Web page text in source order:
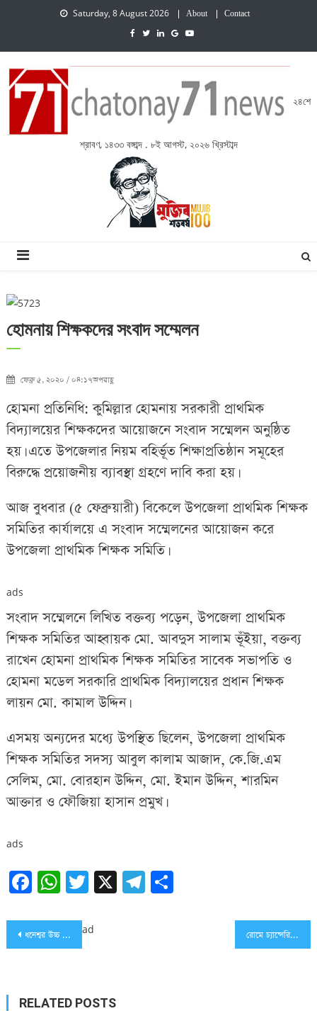
Saturday, 8 August 2026 About Contact
২৪শে
শ্রাবণ, ১৪৩৩ বঙ্গাব্দ . ৮ই আগস্ট, ২০২৬ খ্রিস্টাব্দ
হোমনায় শিক্ষকদের সংবাদ সম্মেলন
ফেব্রু ৫, ২০২০ / ০৪:১৭অপরাহ্ণ
হোমনা প্রতিনিধি: কুমিল্লার হোমনায় সরকারী প্রাথমিক
বিদ্যালয়ের শিক্ষকদের আয়োজনে সংবাদ সম্মেলন অনুষ্ঠিত
হয়। এতে উপজেলার নিয়ম বহির্ভূত শিক্ষাপ্রতিষ্ঠান সমূহের
বিরুদ্ধে প্রয়োজনীয় ব্যাবস্থা গ্রহণে দাবি করা হয়।
আজ বুধবার (৫ ফেব্রুয়ারী) বিকেলে উপজেলা প্রাথমিক শিক্ষক
সমিতির কার্যালয়ে এ সংবাদ সম্মেলনের আয়োজন করে
উপজেলা প্রাথমিক শিক্ষক সমিতি।
ads
সংবাদ সম্মেলনে লিখিত বক্তব্য পড়েন, উপজেলা প্রাথমিক
শিক্ষক সমিতির আহ্বায়ক মো. আবদুস সালাম ভূঁইয়া, বক্তব্য
রাখেন হোমনা প্রাথমিক শিক্ষক সমিতির সাবেক সভাপতি ও
হোমনা মডেল সরকারি প্রাথমিক বিদ্যালয়ের প্রধান শিক্ষক
লায়ন মো. কামাল উদ্দিন।
এসময় অন্যদের মধ্যে উপস্থিত ছিলেন, উপজেলা প্রাথমিক
শিক্ষক সমিতির সদস্য আবুল কালাম আজাদ, কে.জি.এম
সেলিম, মো. বোরহান উদ্দিন, মো. ইমান উদ্দিন, শারমিন
আক্তার ও ফৌজিয়া হাসান প্রমুখ।
ads
Facebook
WhatsApp
Twitter
X Telegram
Share
Post
ধনেশ্বর উচ্চ বিদ্যালয় এর বার্ষিক ক্রীড়া ও পুরস্কার বিতরণী রোমে চ্যান্সেরি ভবন ‘উদ্বোধন’ করলেন প্রধানমন্ত্রী শেখ হাসিনা
ad
RELATED POSTS